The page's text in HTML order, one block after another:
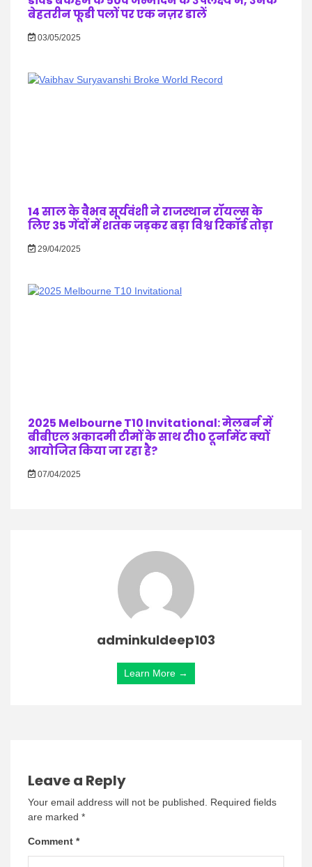
बेहतरीन फूडी पलों पर एक नज़र डालें
03/05/2025
14 साल के वैभव सूर्यवंशी ने राजस्थान रॉयल्स के
लिए 35 गेंदों में शतक जड़कर बड़ा विश्व रिकॉर्ड तोड़ा
29/04/2025
2025 Melbourne T10 Invitational: मेलबर्न में
बीबीएल अकादमी टीमों के साथ टी10 टूर्नामेंट क्यों
आयोजित किया जा रहा है?
07/04/2025
adminkuldeep103
Learn More →
Leave a Reply
Your email address will not be published.
Required fields
are marked *
Comment *